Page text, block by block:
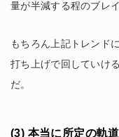
量が半減する程のブレ
もちろん上記トレンド
打ち上げで回していけ
だ。
(3) 本当に所定の軌